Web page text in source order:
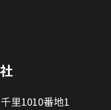
里1010番地1